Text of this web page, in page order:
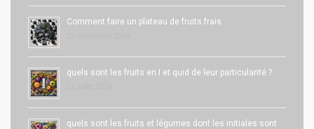
Comment faire un plateau de fruits frais
quels sont les fruits en I et quid de leur particularité ?
quels sont les fruits et légumes dont les initiales sont